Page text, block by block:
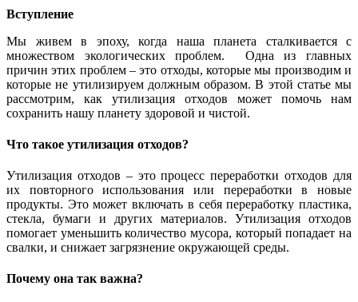
Вступление
Мы живем в эпоху, когда наша планета сталкивается с
множеством экологических проблем.
Одна из главных
причин этих проблем – это отходы, которые мы производим и
которые не утилизируем должным образом. В этой статье мы
рассмотрим, как утилизация отходов может помочь нам
сохранить нашу планету здоровой и чистой.
Что такое утилизация отходов?
Утилизация отходов – это процесс переработки отходов для
их повторного использования или переработки в новые
продукты. Это может включать в себя переработку пластика,
стекла, бумаги и других материалов. Утилизация отходов
помогает уменьшить количество мусора, который попадает на
свалки, и снижает загрязнение окружающей среды.
Почему она так важна?